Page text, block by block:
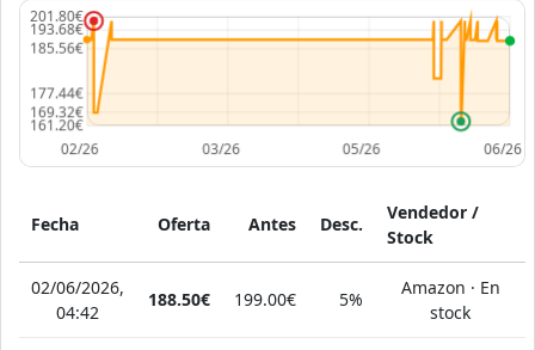
Fecha Oferta Antes Desc.
Vendedor /
Stock
02/06/2026,
04:42
188.50€ 199.00€ 5%
Amazon · En
stock